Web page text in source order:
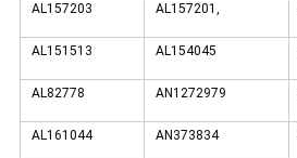
AL157203 AL157201,
AL151513 AL154045
AL82778 AN1272979
AL161044 AN373834